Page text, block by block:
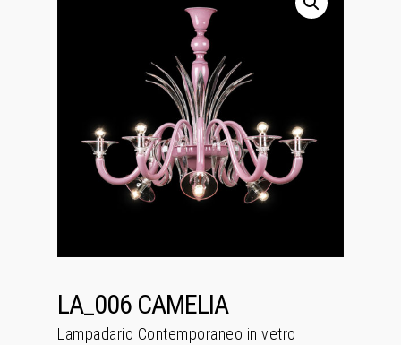
LA_006 CAMELIA
Lampadario Contemporaneo in vetro